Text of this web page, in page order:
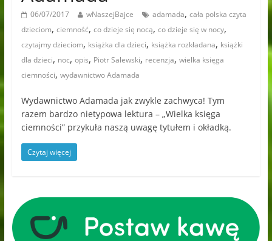
06/07/2017 wNaszejBajce adamada, cała polska czyta
dzieciom, ciemność, co dzieje się nocą, co dzieje się w nocy,
czytajmy dzieciom, książka dla dzieci, książka rozkładana, książki
dla dzieci, noc, opis, Piotr Salewski, recenzja, wielka księga
ciemności, wydawnictwo Adamada
Wydawnictwo Adamada jak zwykle zachwyca! Tym
razem bardzo nietypowa lektura – „Wielka księga
ciemności” przykuła naszą uwagę tytułem i okładką.
Czytaj więcej